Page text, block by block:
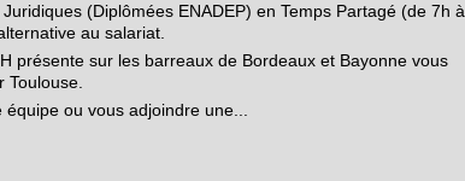
(Diplômées ENADEP) en Temps Partagé (de 7h à
au salariat.
présente sur les barreaux de Bordeaux et Bayonne vous
ou vous adjoindre une...